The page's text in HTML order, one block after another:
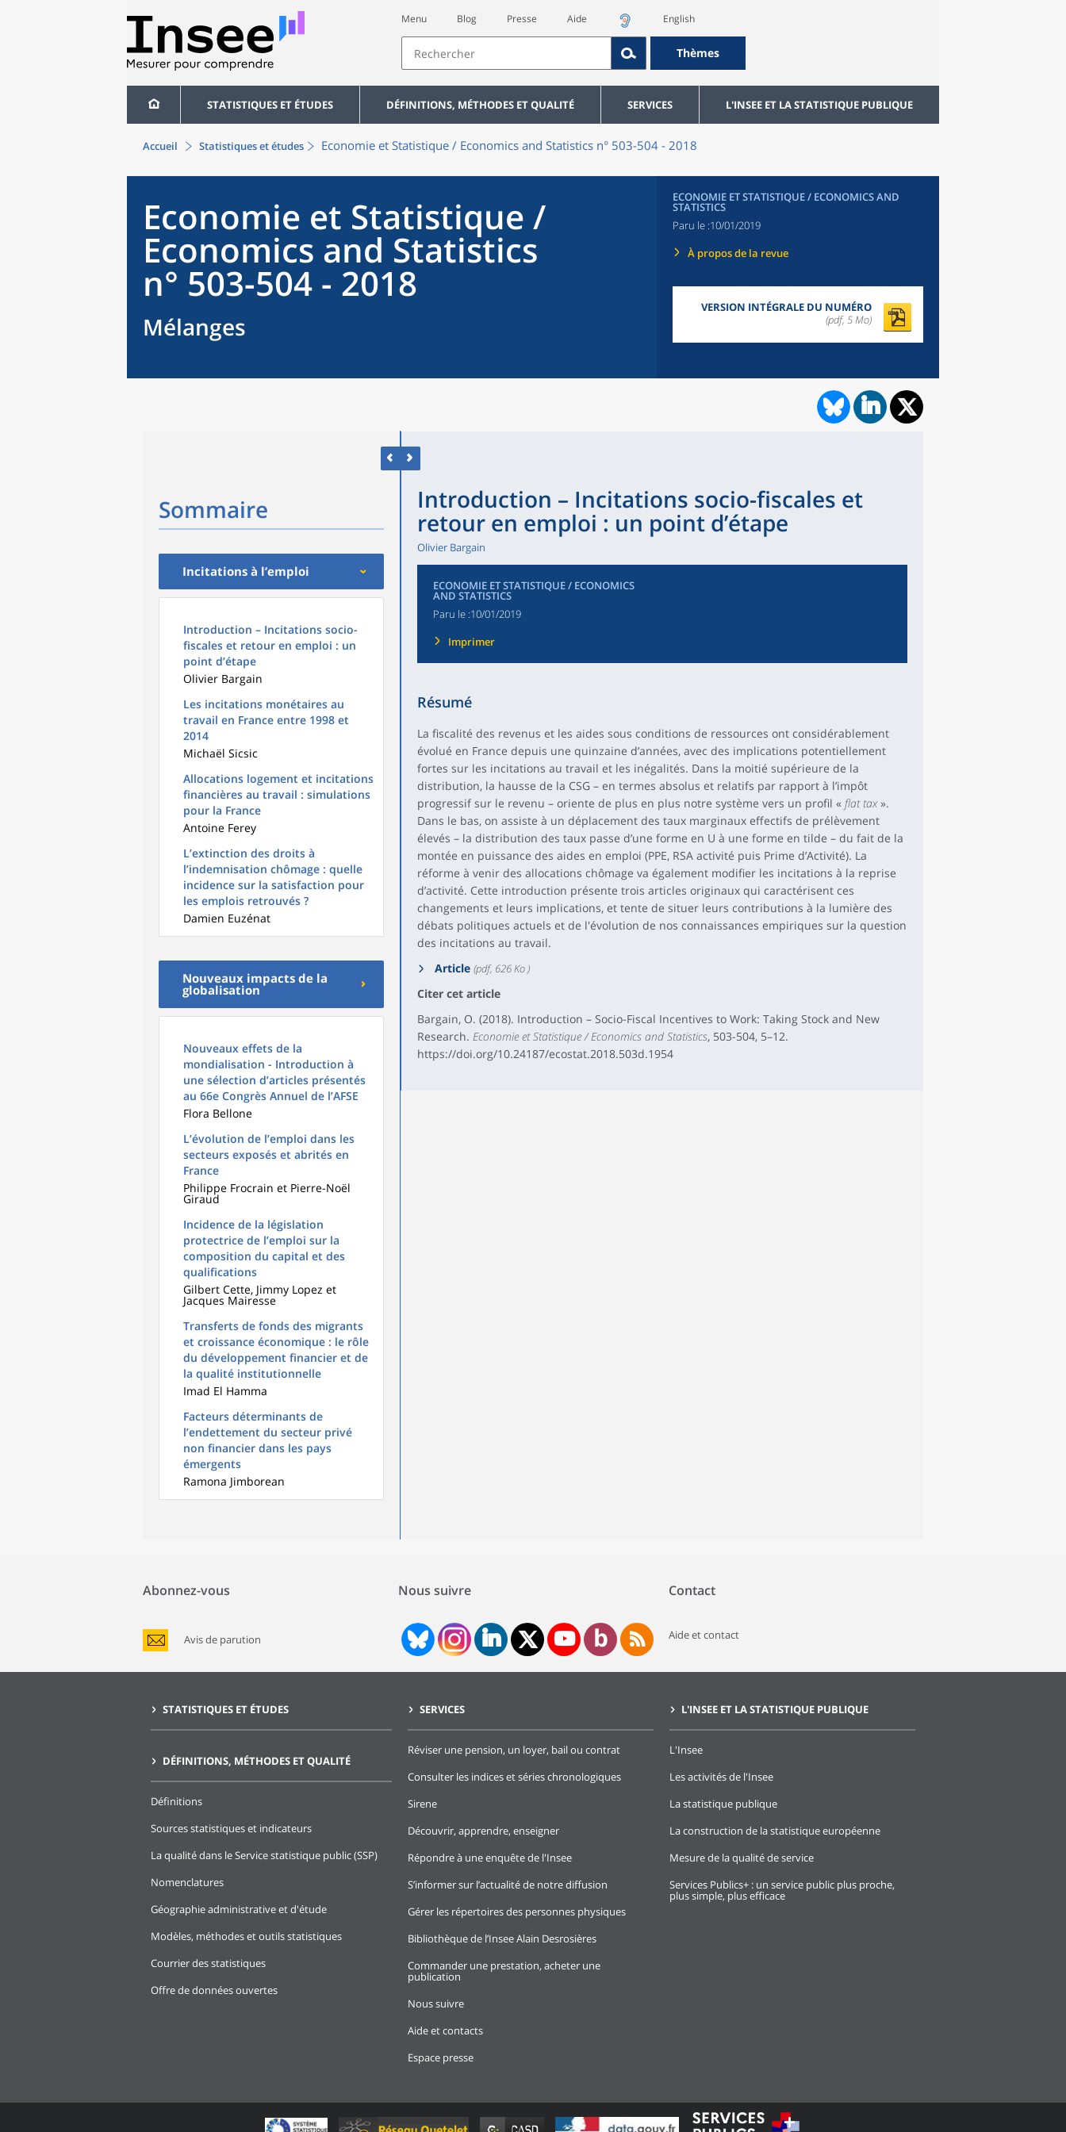
Menu Blog Presse Aide English
Thèmes
STATISTIQUES ET ÉTUDES DÉFINITIONS, MÉTHODES ET QUALITÉ SERVICES L'INSEE ET LA STATISTIQUE PUBLIQUE
Accueil Statistiques et études Economie et Statistique / Economics and Statistics n° 503-504 - 2018
Economie et Statistique /
Economics and Statistics
n° 503-504 - 2018
Mélanges
ECONOMIE ET STATISTIQUE / ECONOMICS AND
STATISTICS
Paru le :10/01/2019
À propos de la revue
VERSION INTÉGRALE DU NUMÉRO
(pdf, 5 Mo)
Sommaire
Incitations à l’emploi
Introduction – Incitations socio-
fiscales et retour en emploi : un
point d’étape
Olivier Bargain
Les incitations monétaires au
travail en France entre 1998 et
2014
Michaël Sicsic
Allocations logement et incitations
financières au travail : simulations
pour la France
Antoine Ferey
L’extinction des droits à
l’indemnisation chômage : quelle
incidence sur la satisfaction pour
les emplois retrouvés ?
Damien Euzénat
Nouveaux impacts de la
globalisation
Nouveaux effets de la
mondialisation - Introduction à
une sélection d’articles présentés
au 66e Congrès Annuel de l’AFSE
Flora Bellone
L’évolution de l’emploi dans les
secteurs exposés et abrités en
France
Philippe Frocrain et Pierre-Noël
Giraud
Incidence de la législation
protectrice de l’emploi sur la
composition du capital et des
qualifications
Gilbert Cette, Jimmy Lopez et
Jacques Mairesse
Transferts de fonds des migrants
et croissance économique : le rôle
du développement financier et de
la qualité institutionnelle
Imad El Hamma
Facteurs déterminants de
l’endettement du secteur privé
non financier dans les pays
émergents
Ramona Jimborean
Introduction – Incitations socio-fiscales et
retour en emploi : un point d’étape
Olivier Bargain
ECONOMIE ET STATISTIQUE / ECONOMICS
AND STATISTICS
Paru le :10/01/2019
Imprimer
Résumé
La fiscalité des revenus et les aides sous conditions de ressources ont considérablement
évolué en France depuis une quinzaine d’années, avec des implications potentiellement
fortes sur les incitations au travail et les inégalités. Dans la moitié supérieure de la
distribution, la hausse de la CSG – en termes absolus et relatifs par rapport à l’impôt
progressif sur le revenu – oriente de plus en plus notre système vers un profil « flat tax».
Dans le bas, on assiste à un déplacement des taux marginaux effectifs de prélèvement
élevés – la distribution des taux passe d’une forme en U à une forme en tilde – du fait de la
montée en puissance des aides en emploi (PPE, RSA activité puis Prime d’Activité). La
réforme à venir des allocations chômage va également modifier les incitations à la reprise
d’activité. Cette introduction présente trois articles originaux qui caractérisent ces
changements et leurs implications, et tente de situer leurs contributions à la lumière des
débats politiques actuels et de l'évolution de nos connaissances empiriques sur la question
des incitations au travail.
Article (pdf, 626 Ko )
Citer cet article
Bargain, O. (2018). Introduction – Socio-Fiscal Incentives to Work: Taking Stock and New
Research. Economie et Statistique / Economics and Statistics, 503-504, 5–12.
https://doi.org/10.24187/ecostat.2018.503d.1954
Abonnez-vous
Avis de parution
Nous suivre Contact
Aide et contact
STATISTIQUES ET ÉTUDES
DÉFINITIONS, MÉTHODES ET QUALITÉ
Définitions
Sources statistiques et indicateurs
La qualité dans le Service statistique public (SSP)
Nomenclatures
Géographie administrative et d'étude
Modèles, méthodes et outils statistiques
Courrier des statistiques
Offre de données ouvertes
SERVICES
Réviser une pension, un loyer, bail ou contrat
Consulter les indices et séries chronologiques
Sirene
Découvrir, apprendre, enseigner
Répondre à une enquête de l'Insee
S’informer sur l’actualité de notre diffusion
Gérer les répertoires des personnes physiques
Bibliothèque de l’Insee Alain Desrosières
Commander une prestation, acheter une
publication
Nous suivre
Aide et contacts
Espace presse
L'INSEE ET LA STATISTIQUE PUBLIQUE
L'Insee
Les activités de l'Insee
La statistique publique
La construction de la statistique européenne
Mesure de la qualité de service
Services Publics+ : un service public plus proche,
plus simple, plus efficace